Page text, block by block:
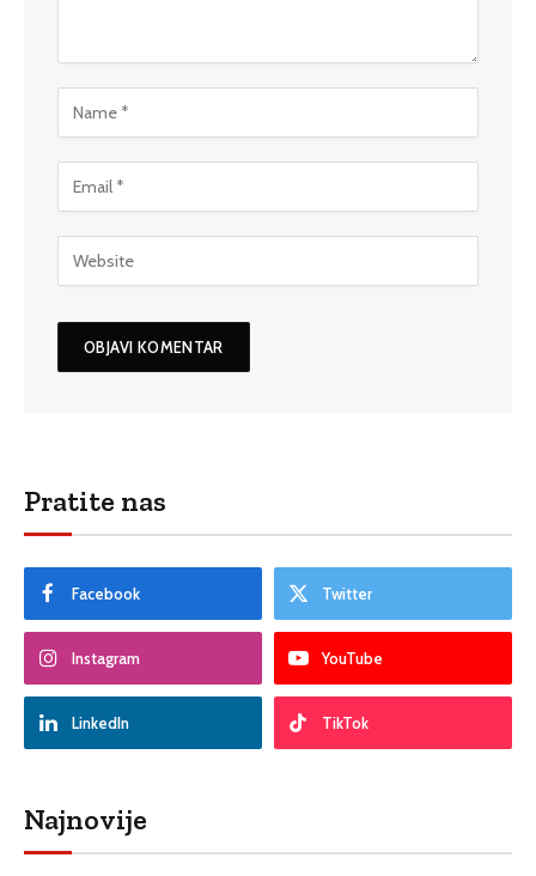
Pratite nas
Facebook Twitter
Instagram YouTube
LinkedIn TikTok
Najnovije